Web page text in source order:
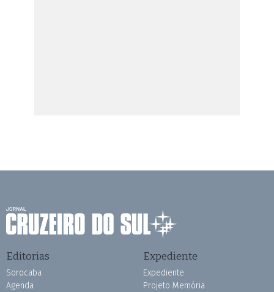
Editorias
Sorocaba
Agenda
Expediente
Expediente
Projeto Memória